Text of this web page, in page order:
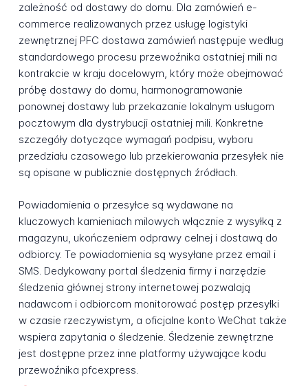
zależność od dostawy do domu. Dla zamówień e-
commerce realizowanych przez usługę logistyki
zewnętrznej PFC dostawa zamówień następuje według
standardowego procesu przewoźnika ostatniej mili na
kontrakcie w kraju docelowym, który może obejmować
próbę dostawy do domu, harmonogramowanie
ponownej dostawy lub przekazanie lokalnym usługom
pocztowym dla dystrybucji ostatniej mili. Konkretne
szczegóły dotyczące wymagań podpisu, wyboru
przedziału czasowego lub przekierowania przesyłek nie
są opisane w publicznie dostępnych źródłach.
Powiadomienia o przesyłce są wydawane na
kluczowych kamieniach milowych włącznie z wysyłką z
magazynu, ukończeniem odprawy celnej i dostawą do
odbiorcy. Te powiadomienia są wysyłane przez email i
SMS. Dedykowany portal śledzenia firmy i narzędzie
śledzenia głównej strony internetowej pozwalają
nadawcom i odbiorcom monitorować postęp przesyłki
w czasie rzeczywistym, a oficjalne konto WeChat także
wspiera zapytania o śledzenie. Śledzenie zewnętrzne
jest dostępne przez inne platformy używające kodu
przewoźnika pfcexpress.